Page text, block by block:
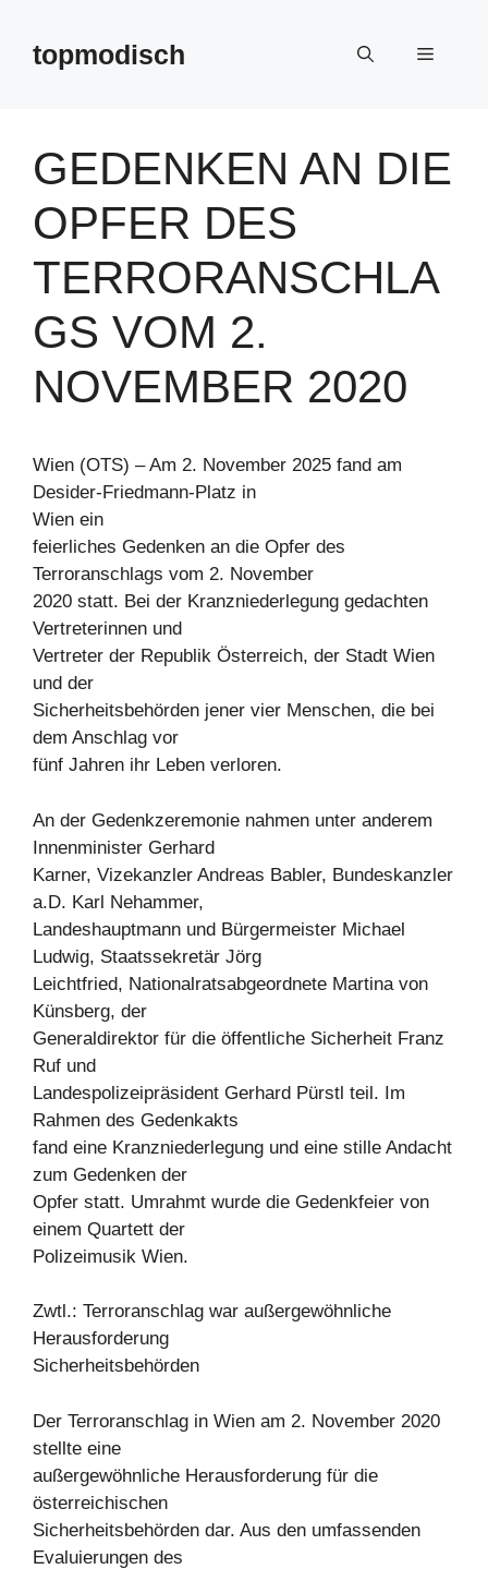
springentopmodisch Menü
GEDENKEN AN DIE
OPFER DES
TERRORANSCHLA
GS VOM 2.
NOVEMBER 2020
Wien (OTS) – Am 2. November 2025 fand am
Desider-Friedmann-Platz in
Wien ein
feierliches Gedenken an die Opfer des
Terroranschlags vom 2. November
2020 statt. Bei der Kranzniederlegung gedachten
Vertreterinnen und
Vertreter der Republik Österreich, der Stadt Wien
und der
Sicherheitsbehörden jener vier Menschen, die bei
dem Anschlag vor
fünf Jahren ihr Leben verloren.
An der Gedenkzeremonie nahmen unter anderem
Innenminister Gerhard
Karner, Vizekanzler Andreas Babler, Bundeskanzler
a.D. Karl Nehammer,
Landeshauptmann und Bürgermeister Michael
Ludwig, Staatssekretär Jörg
Leichtfried, Nationalratsabgeordnete Martina von
Künsberg, der
Generaldirektor für die öffentliche Sicherheit Franz
Ruf und
Landespolizeipräsident Gerhard Pürstl teil. Im
Rahmen des Gedenkakts
fand eine Kranzniederlegung und eine stille Andacht
zum Gedenken der
Opfer statt. Umrahmt wurde die Gedenkfeier von
einem Quartett der
Polizeimusik Wien.
Zwtl.: Terroranschlag war außergewöhnliche
Herausforderung
Sicherheitsbehörden
Der Terroranschlag in Wien am 2. November 2020
stellte eine
außergewöhnliche Herausforderung für die
österreichischen
Sicherheitsbehörden dar. Aus den umfassenden
Evaluierungen des